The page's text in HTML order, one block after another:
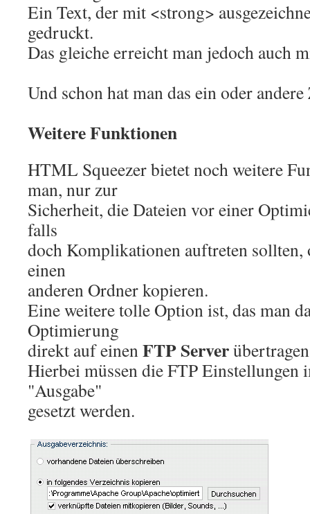
Ein Text, der mit <strong>
gedruckt.
Das gleiche erreicht man jedoch auch
Und schon hat man das ein oder
Weitere Funktionen
HTML Squeezer bietet noch weitere
man, nur zur
Sicherheit, die Dateien vor einer
falls
doch Komplikationen auftreten sollten,
einen
anderen Ordner kopieren.
Eine weitere tolle Option ist, das man
Optimierung
direkt auf einenFTP Server
Hierbei müssen die FTP Einstellungen
"Ausgabe"
gesetzt werden.